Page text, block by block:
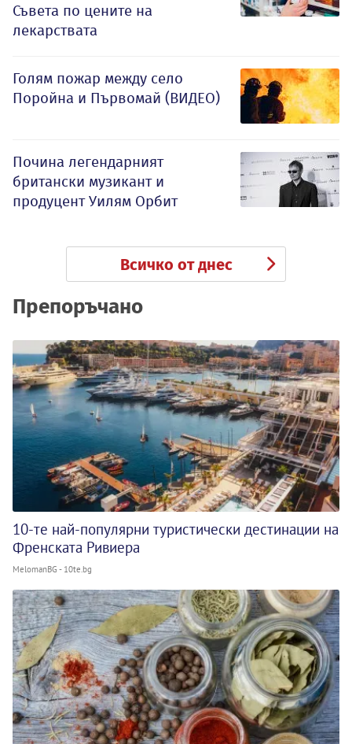
Съвета по цените на
лекарствата
Голям пожар между село
Поройна и Първомай (ВИДЕО)
Почина легендарният
британски музикант и
продуцент Уилям Орбит
Всичко от днес
Препоръчано
10-те най-популярни туристически дестинации на
Френската Ривиера
MelomanBG - 10te.bg